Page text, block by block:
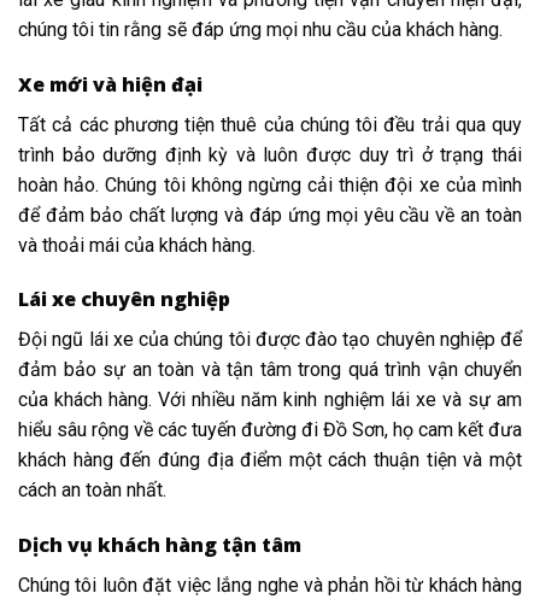
chúng tôi tin rằng sẽ đáp ứng mọi nhu cầu của khách hàng.
Xe mới và hiện đại
Tất cả các phương tiện thuê của chúng tôi đều trải qua quy
trình bảo dưỡng định kỳ và luôn được duy trì ở trạng thái
hoàn hảo. Chúng tôi không ngừng cải thiện đội xe của mình
để đảm bảo chất lượng và đáp ứng mọi yêu cầu về an toàn
và thoải mái của khách hàng.
Lái xe chuyên nghiệp
Đội ngũ lái xe của chúng tôi được đào tạo chuyên nghiệp để
đảm bảo sự an toàn và tận tâm trong quá trình vận chuyển
của khách hàng. Với nhiều năm kinh nghiệm lái xe và sự am
hiểu sâu rộng về các tuyến đường đi Đồ Sơn, họ cam kết đưa
khách hàng đến đúng địa điểm một cách thuận tiện và một
cách an toàn nhất.
Dịch vụ khách hàng tận tâm
Chúng tôi luôn đặt việc lắng nghe và phản hồi từ khách hàng